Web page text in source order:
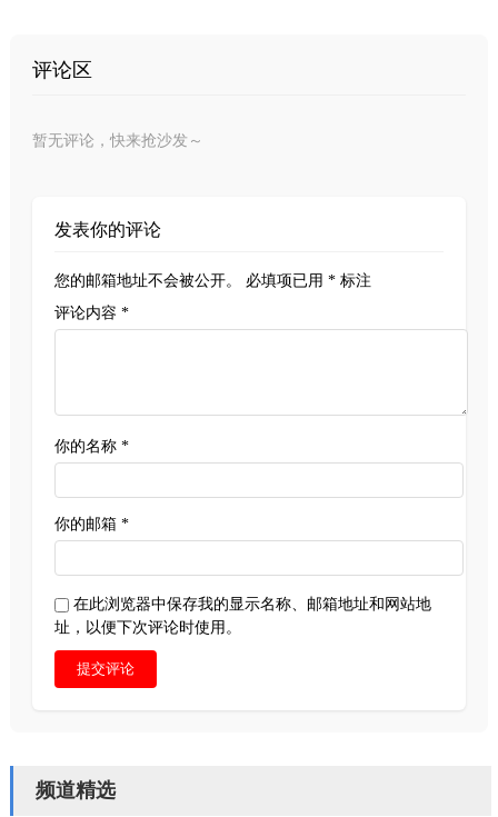
评论区
暂无评论，快来抢沙发～
发表你的评论
您的邮箱地址不会被公开。 必填项已用 *标注
评论内容 *
你的名称 *
你的邮箱 *
在此浏览器中保存我的显示名称、邮箱地址和网站地
址，以便下次评论时使用。
提交评论
频道精选